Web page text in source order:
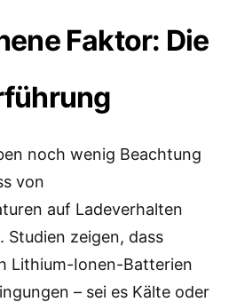
Faktor: Die
noch wenig Beachtung
von
auf Ladeverhalten
Studien zeigen, dass
Lithium-Ionen-Batterien
– sei es Kälte oder